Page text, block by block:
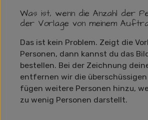
Was ist, wenn die Anzahl der
der Vorlage von meinem
Das ist kein Problem. Zeigt die
Personen, dann kannst du das
bestellen. Bei der Zeichnung
entfernen wir die
fügen weitere Personen hinzu,
zu wenig Personen darstellt.